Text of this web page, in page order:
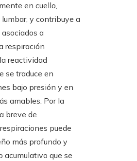
en cuello,
y contribuye a
a
respiración
reactividad
se traduce en
bajo presión y en
amables. Por la
breve de
puede
más profundo y
acumulativo que se